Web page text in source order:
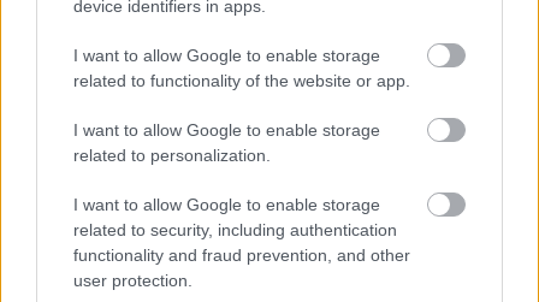
device identifiers in apps.
I want to allow Google to enable storage
related to functionality of the website or app.
I want to allow Google to enable storage
related to personalization.
I want to allow Google to enable storage
related to security, including authentication
functionality and fraud prevention, and other
user protection.
Itt állíthatod be , hogy a Google
keresőben könnyebben megtaláld a
glamour.hu cikkeit
GLAMOUR WOMEN OF THE YEAR
Kövesd a Glamour cikkeit aGoogle hírekben